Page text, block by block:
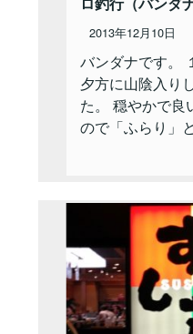
2013年12月10日
バンダナです。
夕方に山陰入り
た。 穏やかで良
ので「ふらり」